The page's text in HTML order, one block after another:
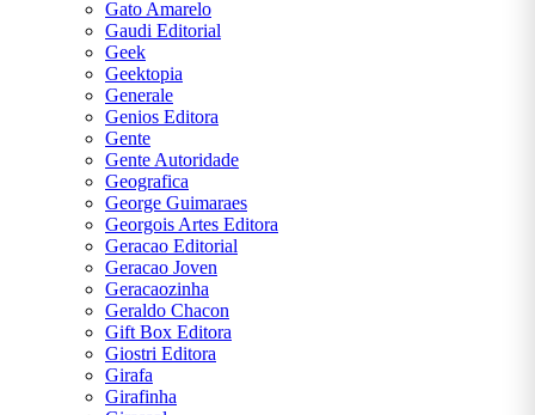
Gato Amarelo
Gaudi Editorial
Geek
Geektopia
Generale
Genios Editora
Gente
Gente Autoridade
Geografica
George Guimaraes
Georgois Artes Editora
Geracao Editorial
Geracao Joven
Geracaozinha
Geraldo Chacon
Gift Box Editora
Giostri Editora
Girafa
Girafinha